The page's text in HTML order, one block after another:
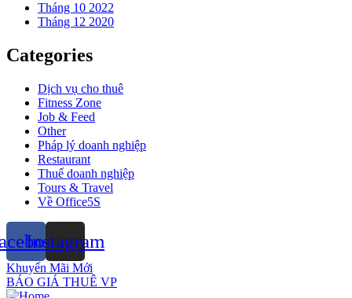
Tháng 10 2022
Tháng 12 2020
Categories
Dịch vụ cho thuê
Fitness Zone
Job & Feed
Other
Pháp lý doanh nghiệp
Restaurant
Thuế doanh nghiệp
Tours & Travel
Về Office5S
Instagram
Khuyến Mãi Mới
BÁO GIÁ THUÊ VP